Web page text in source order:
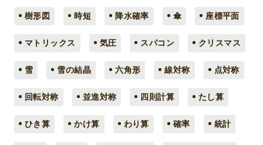
樹形図 時短 降水確率 傘 座標平面
マトリックス 気圧 スパコン クリスマス
雪 雪の結晶 六角形 線対称 点対称
回転対称 並進対称 四則計算 たし算
ひき算 かけ算 わり算 確率 統計